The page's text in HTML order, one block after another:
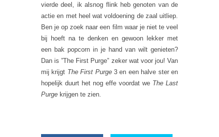
vierde deel, ik alsnog flink heb genoten van de
actie en met heel wat voldoening de zaal uitliep.
Ben je op zoek naar een film waar je niet te veel
bij hoeft na te denken en gewoon lekker met
een bak popcorn in je hand van wilt genieten?
Dan is ”The First Purge” zeker wat voor jou! Van
mij krijgt The First Purge3 en een halve ster en
hopelijk duurt het nog effe voordat we The Last
Purge krijgen te zien.